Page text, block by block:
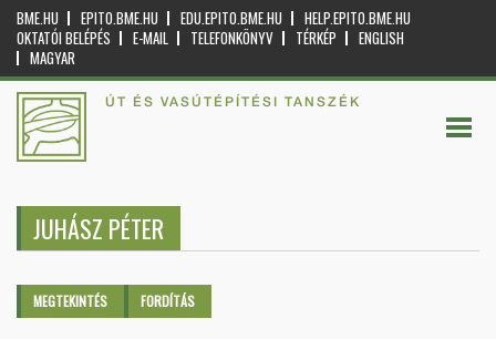
BME.HU EPITO.BME.HU EDU.EPITO.BME.HU
HELP.EPITO.BME.HU
OKTATÓI BELÉPÉS
E-MAIL TELEFONKÖNYV TÉRKÉP
ENGLISH
MAGYAR
ÚT ÉS VASÚTÉPÍTÉSI TANSZÉK
JUHÁSZ PÉTER
Elsődleges fülek
MEGTEKINTÉS (AKTÍVFORDÍTÁS